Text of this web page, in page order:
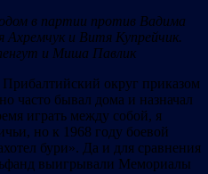
в партии против Вадима
Ахремчук и Витя Купрейчик.
и Миша Павлик
округ приказом
часто бывал дома и назначал
играть между собой, я
но к 1968 году боевой
бури». Да и для сравнения
выигрывали Мемориалы